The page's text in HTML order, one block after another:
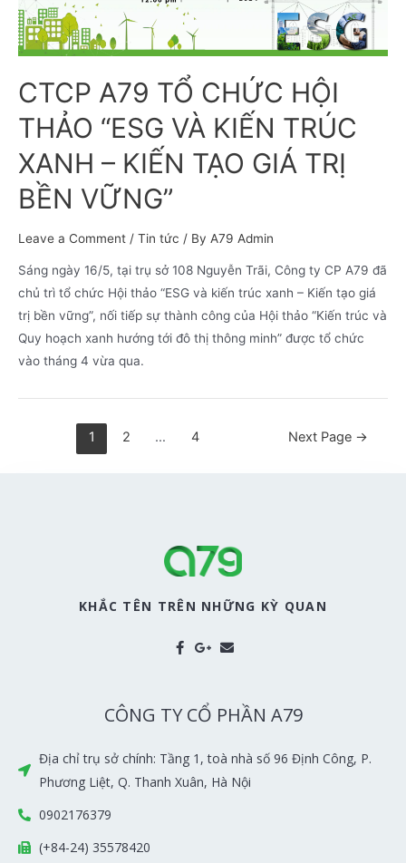
CTCP A79 TỔ CHỨC HỘI
THẢO “ESG VÀ KIẾN TRÚC
XANH – KIẾN TẠO GIÁ TRỊ
BỀN VỮNG”
Leave a Comment / Tin tức / By A79 Admin
Sáng ngày 16/5, tại trụ sở 108 Nguyễn Trãi, Công ty CP A79 đã
chủ trì tổ chức Hội thảo “ESG và kiến trúc xanh – Kiến tạo giá
trị bền vững”, nối tiếp sự thành công của Hội thảo “Kiến trúc và
Quy hoạch xanh hướng tới đô thị thông minh” được tổ chức
vào tháng 4 vừa qua.
1 2 … 4 Next Page →
KHẮC TÊN TRÊN NHỮNG KỲ QUAN
CÔNG TY CỔ PHẦN A79
Địa chỉ trụ sở chính: Tầng 1, toà nhà số 96 Định Công, P.
Phương Liệt, Q. Thanh Xuân, Hà Nội
0902176379
(+84-24) 35578420